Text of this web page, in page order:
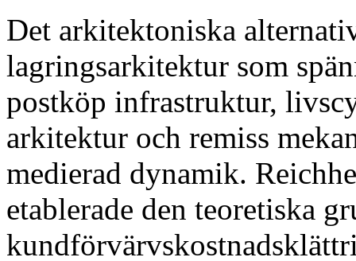
Det arkitektoniska
lagringsarkitektur som
postköp infrastruktur,
arkitektur och remiss
medierad dynamik.
etablerade den teoretiska